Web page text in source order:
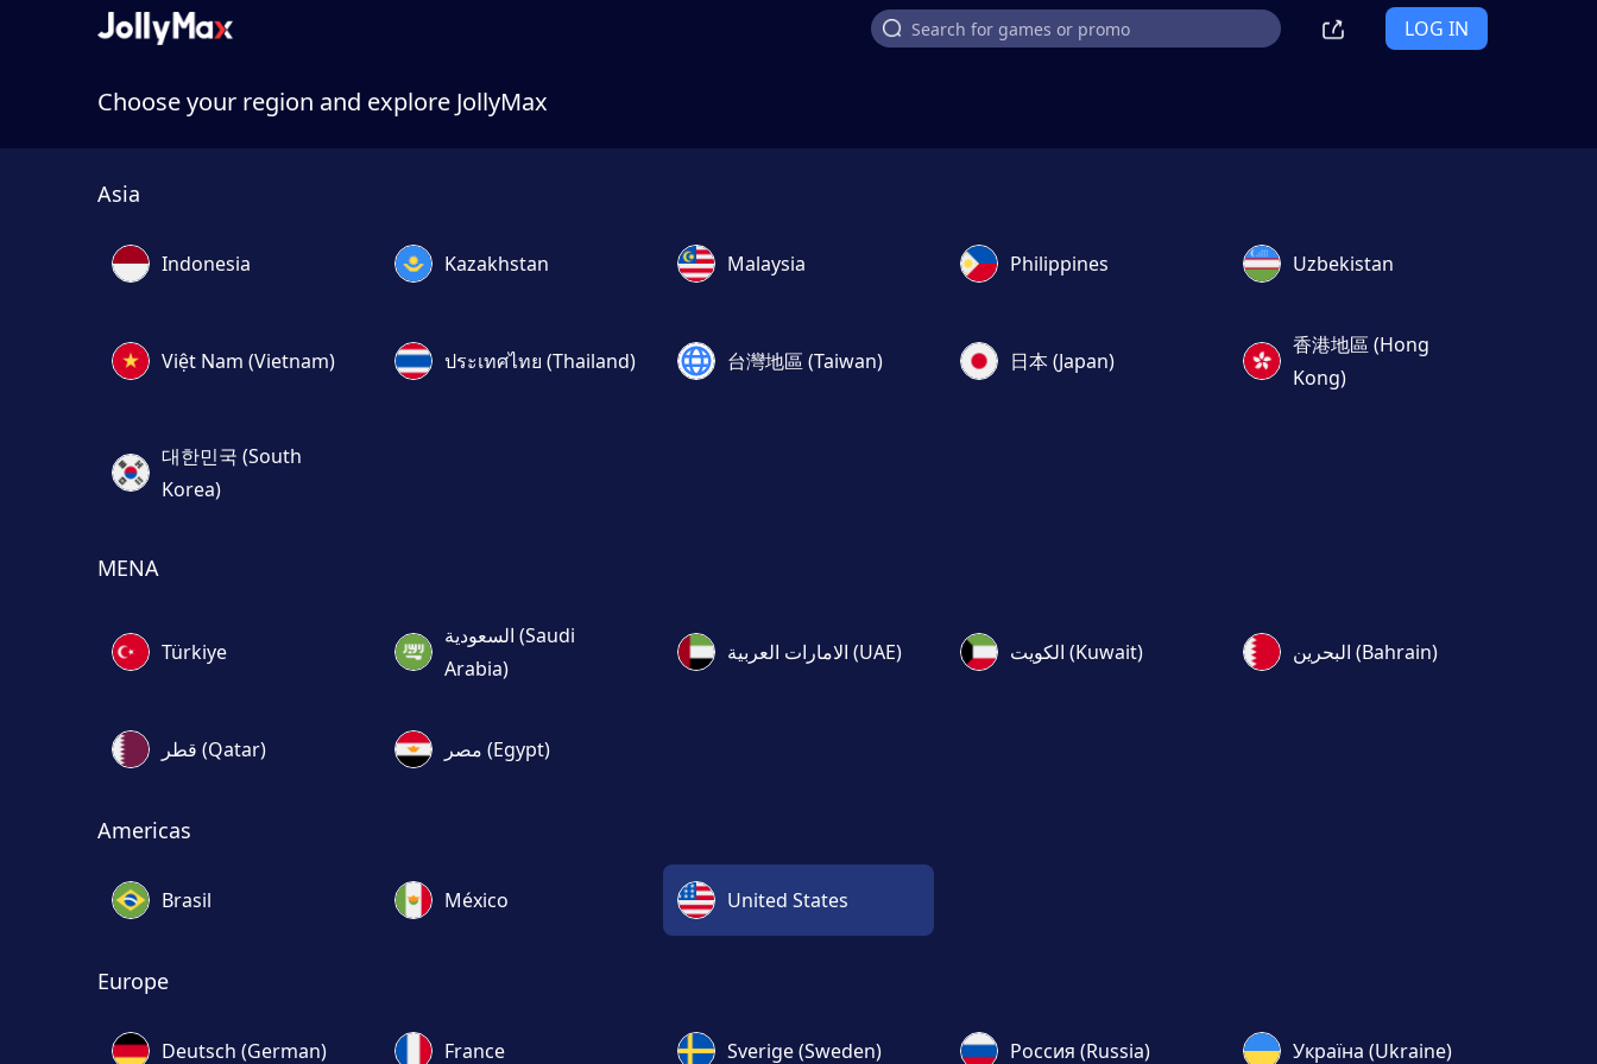
LOG IN
Choose your region and explore JollyMax
Asia
Indonesia Kazakhstan Malaysia Philippines Uzbekistan
Việt Nam (Vietnam) ประเทศไทย (Thailand) 台灣地區 (Taiwan) 日本 (Japan)
香港地區 (Hong
Kong)
대한민국 (South
Korea)
MENA
Türkiye
السعودية (Saudi
Arabia)
الامارات العربية (UAE) الكويت (Kuwait) البحرين (Bahrain)
قطر (Qatar) مصر (Egypt)
Americas
Brasil México United States
Europe
Deutsch (German) France Sverige (Sweden) Россия (Russia) Україна (Ukraine)